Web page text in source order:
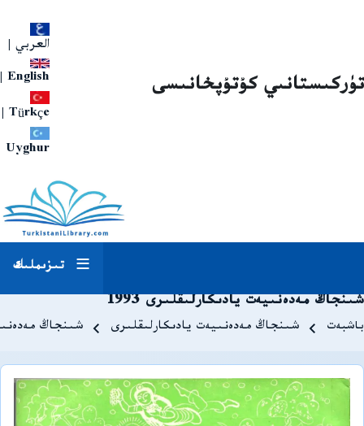
العربي |
English
|
Türkçe
|
Uyghur
تۈركىستانىي كۇتۇپخانىسى
تىزىملىك
شىنجاڭ مەدەنىيەت يادىكارلىقلىرى 1993
Breadcrumb
باشبەت شىنجاڭ مەدەنىيەت يادىكارلىقلىرى شىنجاڭ